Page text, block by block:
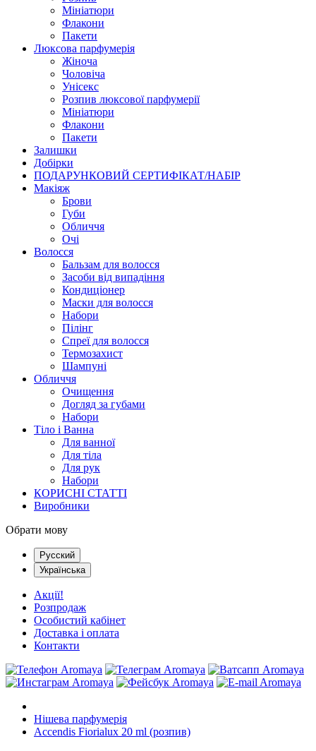
Мініатюри
Флакони
Пакети
Люксова парфумерія
Жіноча
Чоловіча
Унісекс
Розпив люксової парфумерії
Мініатюри
Флакони
Пакети
Залишки
Добірки
ПОДАРУНКОВИЙ СЕРТИФІКАТ/НАБІР
Макіяж
Брови
Губи
Обличчя
Очі
Волосся
Бальзам для волосся
Засоби від випадіння
Кондиціонер
Маски для волосся
Набори
Пілінг
Спреї для волосся
Термозахист
Шампуні
Обличчя
Очищення
Догляд за губами
Набори
Тіло і Ванна
Для ванної
Для тіла
Для рук
Набори
КОРИСНІ СТАТТІ
Виробники
Обрати мову
Русский
Українська
Акції!
Розпродаж
Особистий кабінет
Доставка і оплата
Контакти
Нішева парфумерія
Accendis Fiorialux 20 ml (розпив)